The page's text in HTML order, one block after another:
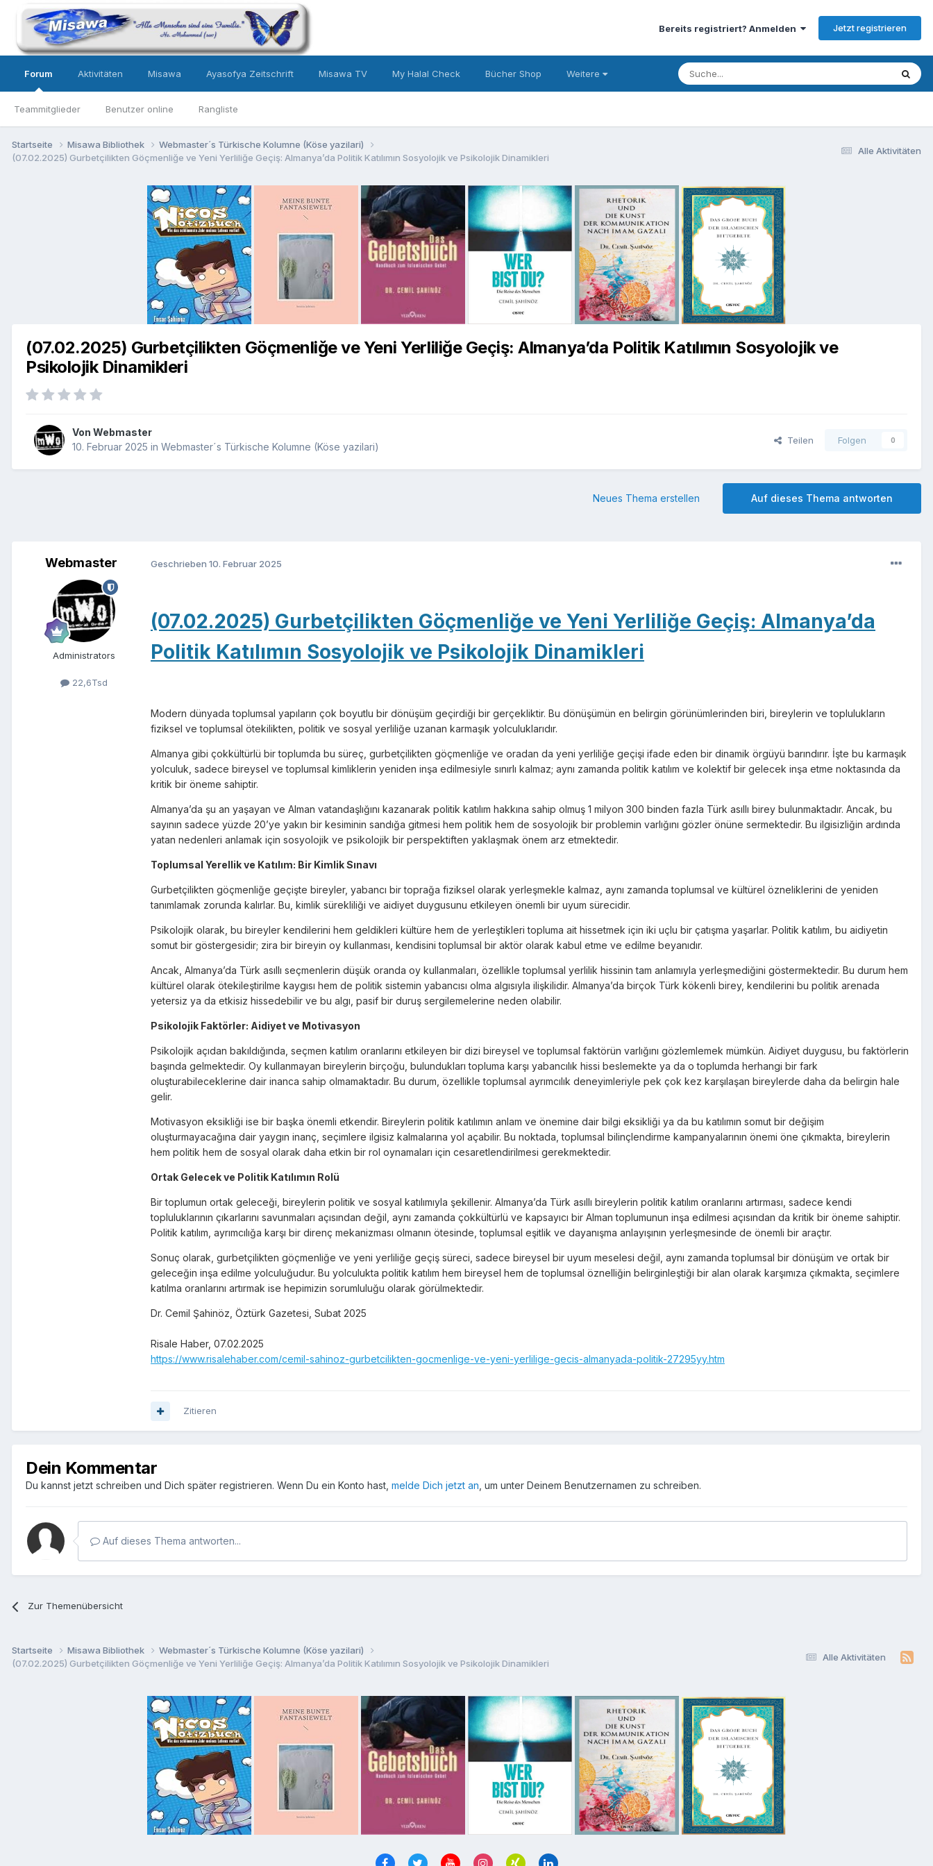
Bereits registriert? Anmelden Jetzt registrieren
Forum
Teammitglieder Benutzer online Rangliste
Aktivitäten Misawa Ayasofya Zeitschrift Misawa TV My Halal Check Bücher Shop Weitere
Alle Aktivitäten
Startseite Misawa Bibliothek
Webmaster´s Türkische Kolumne (Köse yazilari)
(07.02.2025) Gurbetçilikten Göçmenliğe ve Yeni Yerliliğe Geçiş: Almanya’da Politik Katılımın Sosyolojik ve Psikolojik Dinamikleri
(07.02.2025) Gurbetçilikten Göçmenliğe ve Yeni Yerliliğe Geçiş: Almanya’da Politik Katılımın Sosyolojik ve
Psikolojik Dinamikleri
Von Webmaster
10. Februar 2025 in Webmaster´s Türkische Kolumne (Köse yazilari)
Teilen Folgen 0
Auf dieses Thema antworten
Neues Thema erstellen
Webmaster
Administrators
22,6Tsd
Geschrieben 10. Februar 2025
(07.02.2025) Gurbetçilikten Göçmenliğe ve Yeni Yerliliğe Geçiş: Almanya’da
Politik Katılımın Sosyolojik ve Psikolojik Dinamikleri
Modern dünyada toplumsal yapıların çok boyutlu bir dönüşüm geçirdiği bir gerçekliktir. Bu dönüşümün en belirgin görünümlerinden biri, bireylerin ve toplulukların
fiziksel ve toplumsal ötekilikten, politik ve sosyal yerliliğe uzanan karmaşık yolculuklarıdır.
Almanya gibi çokkültürlü bir toplumda bu süreç, gurbetçilikten göçmenliğe ve oradan da yeni yerliliğe geçişi ifade eden bir dinamik örgüyü barındırır. İşte bu karmaşık
yolculuk, sadece bireysel ve toplumsal kimliklerin yeniden inşa edilmesiyle sınırlı kalmaz; aynı zamanda politik katılım ve kolektif bir gelecek inşa etme noktasında da
kritik bir öneme sahiptir.
Almanya’da şu an yaşayan ve Alman vatandaşlığını kazanarak politik katılım hakkına sahip olmuş 1 milyon 300 binden fazla Türk asıllı birey bulunmaktadır. Ancak, bu
sayının sadece yüzde 20’ye yakın bir kesiminin sandığa gitmesi hem politik hem de sosyolojik bir problemin varlığını gözler önüne sermektedir. Bu ilgisizliğin ardında
yatan nedenleri anlamak için sosyolojik ve psikolojik bir perspektiften yaklaşmak önem arz etmektedir.
Toplumsal Yerellik ve Katılım: Bir Kimlik Sınavı
Gurbetçilikten göçmenliğe geçişte bireyler, yabancı bir toprağa fiziksel olarak yerleşmekle kalmaz, aynı zamanda toplumsal ve kültürel özneliklerini de yeniden
tanımlamak zorunda kalırlar. Bu, kimlik sürekliliği ve aidiyet duygusunu etkileyen önemli bir uyum sürecidir.
Psikolojik olarak, bu bireyler kendilerini hem geldikleri kültüre hem de yerleştikleri topluma ait hissetmek için iki uçlu bir çatışma yaşarlar. Politik katılım, bu aidiyetin
somut bir göstergesidir; zira bir bireyin oy kullanması, kendisini toplumsal bir aktör olarak kabul etme ve edilme beyanıdır.
Ancak, Almanya’da Türk asıllı seçmenlerin düşük oranda oy kullanmaları, özellikle toplumsal yerlilik hissinin tam anlamıyla yerleşmediğini göstermektedir. Bu durum hem
kültürel olarak ötekileştirilme kaygısı hem de politik sistemin yabancısı olma algısıyla ilişkilidir. Almanya’da birçok Türk kökenli birey, kendilerini bu politik arenada
yetersiz ya da etkisiz hissedebilir ve bu algı, pasif bir duruş sergilemelerine neden olabilir.
Psikolojik Faktörler: Aidiyet ve Motivasyon
Psikolojik açıdan bakıldığında, seçmen katılım oranlarını etkileyen bir dizi bireysel ve toplumsal faktörün varlığını gözlemlemek mümkün. Aidiyet duygusu, bu faktörlerin
başında gelmektedir. Oy kullanmayan bireylerin birçoğu, bulundukları topluma karşı yabancılık hissi beslemekte ya da o toplumda herhangi bir fark
oluşturabileceklerine dair inanca sahip olmamaktadır. Bu durum, özellikle toplumsal ayrımcılık deneyimleriyle pek çok kez karşılaşan bireylerde daha da belirgin hale
gelir.
Motivasyon eksikliği ise bir başka önemli etkendir. Bireylerin politik katılımın anlam ve önemine dair bilgi eksikliği ya da bu katılımın somut bir değişim
oluşturmayacağına dair yaygın inanç, seçimlere ilgisiz kalmalarına yol açabilir. Bu noktada, toplumsal bilinçlendirme kampanyalarının önemi öne çıkmakta, bireylerin
hem politik hem de sosyal olarak daha etkin bir rol oynamaları için cesaretlendirilmesi gerekmektedir.
Ortak Gelecek ve Politik Katılımın Rolü
Bir toplumun ortak geleceği, bireylerin politik ve sosyal katılımıyla şekillenir. Almanya’da Türk asıllı bireylerin politik katılım oranlarını artırması, sadece kendi
topluluklarının çıkarlarını savunmaları açısından değil, aynı zamanda çokkültürlü ve kapsayıcı bir Alman toplumunun inşa edilmesi açısından da kritik bir öneme sahiptir.
Politik katılım, ayrımcılığa karşı bir direnç mekanizması olmanın ötesinde, toplumsal eşitlik ve dayanışma anlayışının yerleşmesinde de önemli bir araçtır.
Sonuç olarak, gurbetçilikten göçmenliğe ve yeni yerliliğe geçiş süreci, sadece bireysel bir uyum meselesi değil, aynı zamanda toplumsal bir dönüşüm ve ortak bir
geleceğin inşa edilme yolculuğudur. Bu yolculukta politik katılım hem bireysel hem de toplumsal öznelliğin belirginleştiği bir alan olarak karşımıza çıkmakta, seçimlere
katılma oranlarını artırmak ise hepimizin sorumluluğu olarak görülmektedir.
Dr. Cemil Şahinöz, Öztürk Gazetesi, Subat 2025
Risale Haber, 07.02.2025
https://www.risalehaber.com/cemil-sahinoz-gurbetcilikten-gocmenlige-ve-yeni-yerlilige-gecis-almanyada-politik-27295yy.htm
Zitieren
Dein Kommentar
Du kannst jetzt schreiben und Dich später registrieren. Wenn Du ein Konto hast, melde Dich jetzt an , um unter Deinem Benutzernamen zu schreiben.
Auf dieses Thema antworten...
Zur Themenübersicht
Alle Aktivitäten
Startseite Misawa Bibliothek
Webmaster´s Türkische Kolumne (Köse yazilari)
(07.02.2025) Gurbetçilikten Göçmenliğe ve Yeni Yerliliğe Geçiş: Almanya’da Politik Katılımın Sosyolojik ve Psikolojik Dinamikleri